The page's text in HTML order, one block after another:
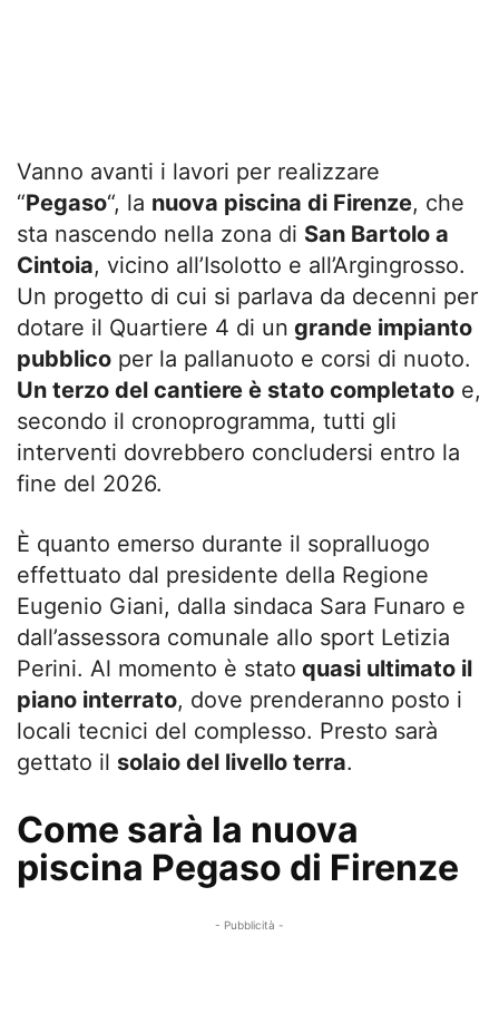
Vanno avanti i lavori per realizzare
“Pegaso“, la nuova piscina di Firenze, che
sta nascendo nella zona di San Bartolo a
Cintoia, vicino all’Isolotto e all’Argingrosso.
Un progetto di cui si parlava da decenni per
dotare il Quartiere 4 di un grande impianto
pubblico per la pallanuoto e corsi di nuoto.
Un terzo del cantiere è stato completato e,
secondo il cronoprogramma, tutti gli
interventi dovrebbero concludersi entro la
fine del 2026.
È quanto emerso durante il sopralluogo
effettuato dal presidente della Regione
Eugenio Giani, dalla sindaca Sara Funaro e
dall’assessora comunale allo sport Letizia
Perini. Al momento è stato quasi ultimato il
piano interrato, dove prenderanno posto i
locali tecnici del complesso. Presto sarà
gettato il solaio del livello terra.
Come sarà la nuova
piscina Pegaso di Firenze
- Pubblicità -